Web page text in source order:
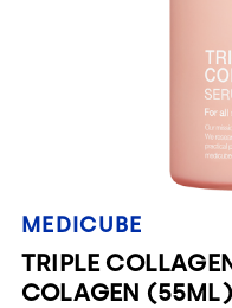
MEDICUBE
TRIPLE
COLAGEN (55ML)